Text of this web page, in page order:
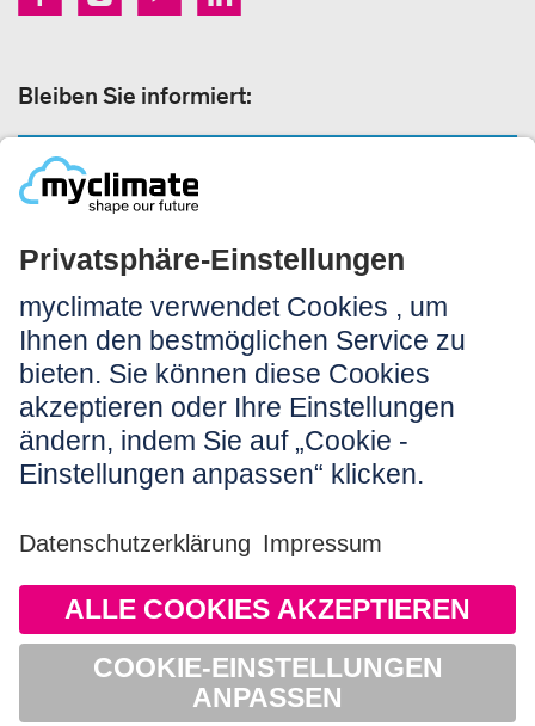
Bleiben Sie informiert:
Rechtliches:
Impressum
Nutzungshinweis
AGB
Datenschutz
Barrierefreiheit